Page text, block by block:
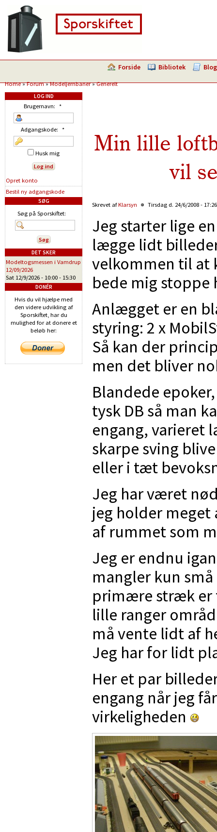
Forside Bibliotek Blog
Home»Forum»Modeljernbaner»Generelt
Min lille
vil
Skrevet afKlarsyn Tirsdag d. 24/6/2008 -
Jeg starter lige
lægge lidt
velkommen til at
bede mig
Anlægget er en
styring: 2 x
Så kan der
men det bliver
Blandede
tysk DB så man
engang, varieret
skarpe sving
eller i tæt
Jeg har været
jeg holder
af rummet som
Jeg er endnu
mangler kun
primære stræk er
lille ranger
må vente lidt af
Jeg har for lidt
Her et par
engang når jeg
virkeligheden
LOG IND
Brugernavn: *
Adgangskode: *
Husk mig
Opret konto
Bestil ny adgangskode
SØG
Søg på Sporskiftet:
DET SKER
Modeltogsmessen i Vamdrup
12/09/2026
Sat 12/9/2026 - 10:00 - 15:30
DONÉR
Hvis du vil hjælpe med
den videre udvikling af
Sporskiftet, har du
mulighed for at donere et
beløb her: